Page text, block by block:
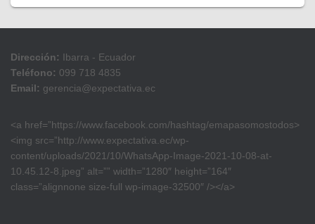
Dirección: Ibarra - Ecuador
Teléfono: 099 718 4835
Email: gerencia@expectativa.ec
<a href=”https://www.facebook.com/hashtag/emapasomostodos>
<img src=”http://www.expectativa.ec/wp-
content/uploads/2021/10/WhatsApp-Image-2021-10-08-at-
10.45.12-8.jpeg” alt=”” width=”1280″ height=”164″
class=”alignnone size-full wp-image-32500″ /></a>